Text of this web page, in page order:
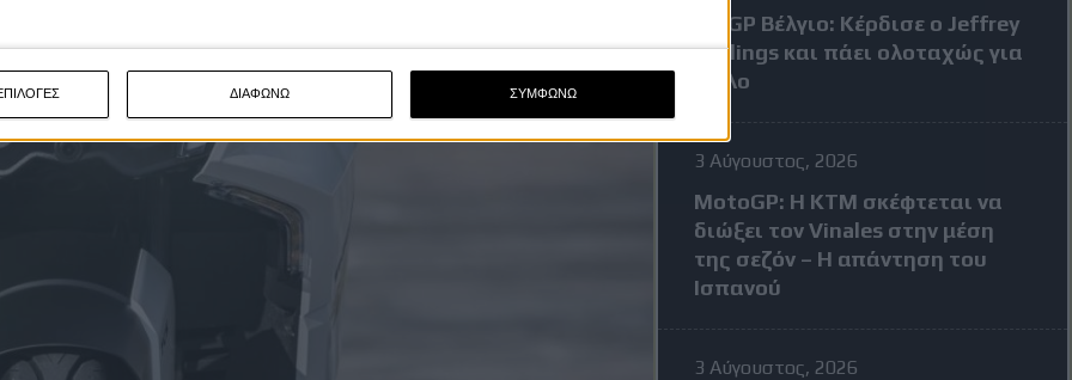
ΔΙΑΦΩΝΩ ΣΥΜΦΩΝΩ
MXGP Βέλγιο: Κέρδισε ο Jeffrey
Herlings και πάει ολοταχώς για
τίτλο
3 Αύγουστος, 2026
MotoGP: Η KTM σκέφτεται να
διώξει τον Vinales στην μέση
της σεζόν – Η απάντηση του
Ισπανού
3 Αύγουστος, 2026